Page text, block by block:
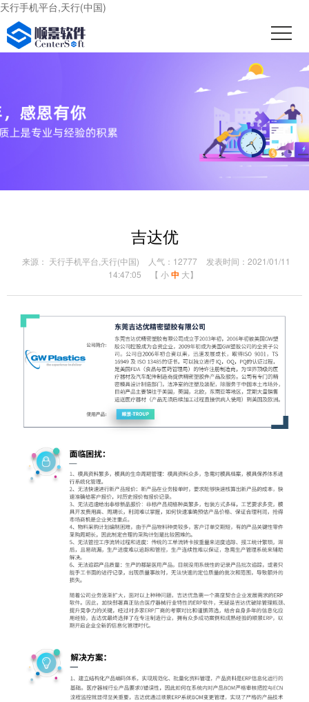
天行手机平台,天行(中国)
吉达优
来源： 天行手机平台,天行(中国) 人气：12777
发表时间：2021/01/11
14:47:05
【 小 中 大】